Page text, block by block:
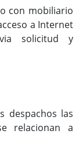
con mobiliario
a Internet
solicitud y
despachos las
relacionan a